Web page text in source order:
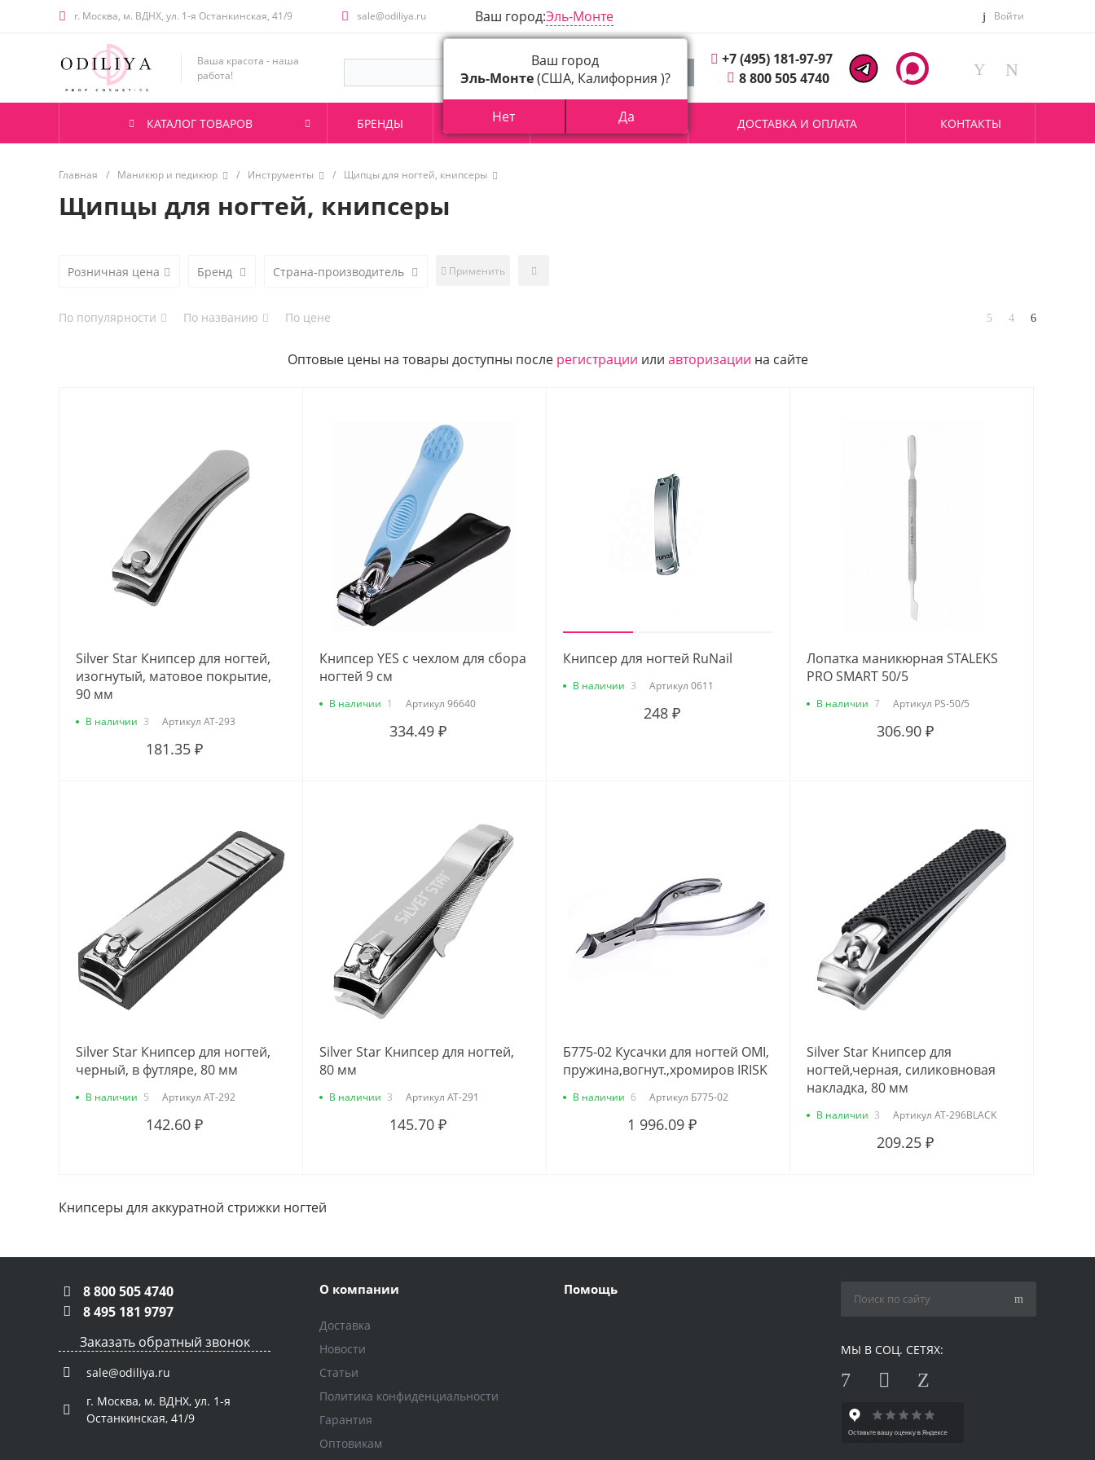
г. Москва, м. ВДНХ, ул. 1-я Останкинская, 41/9 sale@odiliya.ru Ваш город:Эль-Монте Войти
Ваша красота - наша
работа!
+7 (495) 181-97-97
8 800 505 4740
КАТАЛОГ ТОВАРОВ БРЕНДЫ АКЦИИ О КОМПАНИИ ДОСТАВКА И ОПЛАТА КОНТАКТЫ
Главная / Маникюр и педикюр / Инструменты / Щипцы для ногтей, книпсеры
Щипцы для ногтей, книпсеры
Розничная цена Бренд Страна-производитель Применить
По популярности По названию По цене
Оптовые цены на товары доступны после регистрации или авторизации на сайте
Silver Star Книпсер для ногтей,
изогнутый, матовое покрытие,
90 мм
В наличии 3 Артикул AT-293
181.35 ₽
Книпсер YES с чехлом для сбора
ногтей 9 см
В наличии 1 Артикул 96640
334.49 ₽
Книпсер для ногтей RuNail
В наличии 3 Артикул 0611
248 ₽
Лопатка маникюрная STALEKS
PRO SMART 50/5
В наличии 7 Артикул PS-50/5
306.90 ₽
Silver Star Книпсер для ногтей,
черный, в футляре, 80 мм
В наличии 5 Артикул AT-292
142.60 ₽
Silver Star Книпсер для ногтей,
80 мм
В наличии 3 Артикул AT-291
145.70 ₽
Б775-02 Кусачки для ногтей OMI,
пружина,вогнут.,хромиров IRISK
В наличии 6 Артикул Б775-02
1 996.09 ₽
Silver Star Книпсер для
ногтей,черная, силиковновая
накладка, 80 мм
В наличии 3 Артикул AT-296BLACK
209.25 ₽
Книпсеры для аккуратной стрижки ногтей
8 800 505 4740
8 495 181 9797
Заказать обратный звонок
sale@odiliya.ru
г. Москва, м. ВДНХ, ул. 1-я
Останкинская, 41/9
О компании
Доставка
Новости
Статьи
Политика конфиденциальности
Гарантия
Оптовикам
Помощь
МЫ В СОЦ. СЕТЯХ:
Ваш город
Эль-Монте(США, Калифорния )?
Нет Да